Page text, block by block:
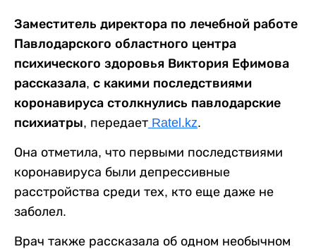
Заместитель директора по лечебной работе
Павлодарского областного центра
психического здоровья Виктория Ефимова
рассказала, с какими последствиями
коронавируса столкнулись павлодарские
психиатры, передает Ratel.kz.
Она отметила, что первыми последствиями
коронавируса были депрессивные
расстройства среди тех, кто еще даже не
заболел.
Врач также рассказала об одном необычном